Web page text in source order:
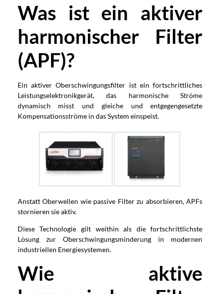
Was ist ein aktiver
harmonischer Filter
(APF)?
Ein aktiver Oberschwingungsfilter ist ein fortschrittliches
Leistungselektronikgerät, das harmonische Ströme
dynamisch misst und gleiche und entgegengesetzte
Kompensationsströme in das System einspeist.
Anstatt Oberwellen wie passive Filter zu absorbieren, APFs
stornieren sie aktiv.
Diese Technologie gilt weithin als die fortschrittlichste
Lösung zur Oberschwingungsminderung in modernen
industriellen Energiesystemen.
Wie aktive